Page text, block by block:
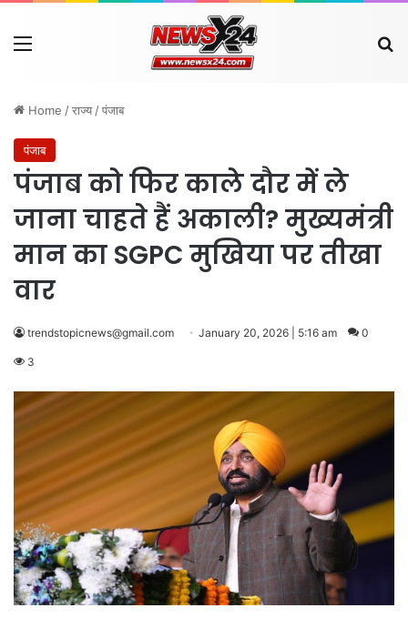
Menu
Home /राज्य /पंजाब
पंजाब
पंजाब को फिर काले दौर में ले
जाना चाहते हैं अकाली? मुख्यमंत्री
मान का SGPC मुखिया पर तीखा
वार
trendstopicnews@gmail.com January 20, 2026 | 5:16 am 0
3